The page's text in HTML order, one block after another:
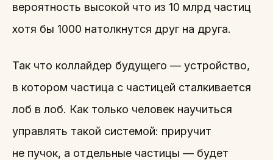
вероятность высокой что из 10 млрд частиц
хотя бы 1000 натолкнутся друг на друга.
Так что коллайдер будущего — устройство,
в котором частица с частицей сталкивается
лоб в лоб. Как только человек научиться
управлять такой системой: приручит
не пучок, а отдельные частицы — будет